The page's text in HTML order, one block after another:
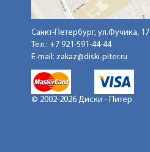
Санкт-Петербург, ул.Фучика, 17
Тел.: +7 921-591-44-44
E-mail: zakaz@diski-piter.ru
© 2002-2026 Диски - Питер